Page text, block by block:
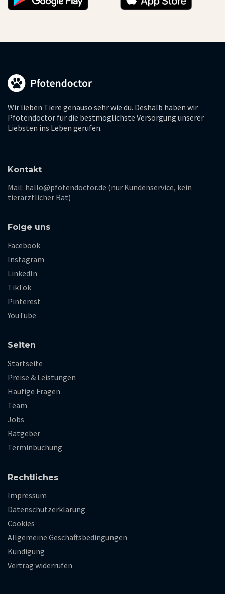
Wir lieben Tiere genauso sehr wie du. Deshalb haben wir
Pfotendoctor für die bestmöglichste Versorgung unserer
Liebsten ins Leben gerufen.
Kontakt
Mail: hallo@pfotendoctor.de (nur Kundenservice, kein
tierärztlicher Rat)
Folge uns
Facebook
Instagram
LinkedIn
TikTok
Pinterest
YouTube
Seiten
Startseite
Preise & Leistungen
Häufige Fragen
Team
Jobs
Ratgeber
Terminbuchung
Rechtliches
Impressum
Datenschutzerklärung
Cookies
Allgemeine Geschäftsbedingungen
Kündigung
Vertrag widerrufen